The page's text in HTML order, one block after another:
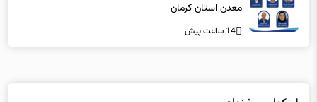
معدن استان کرمان
14 ساعت پیش